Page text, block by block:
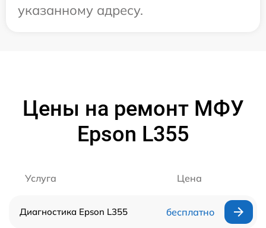
указанному адресу.
Цены на ремонт МФУ
Epson L355
Услуга Цена
Диагностика Epson L355 бесплатно